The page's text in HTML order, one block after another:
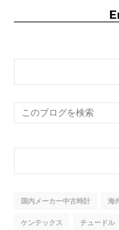
国内メーカー中古時計 海
ケンテックス チュードル